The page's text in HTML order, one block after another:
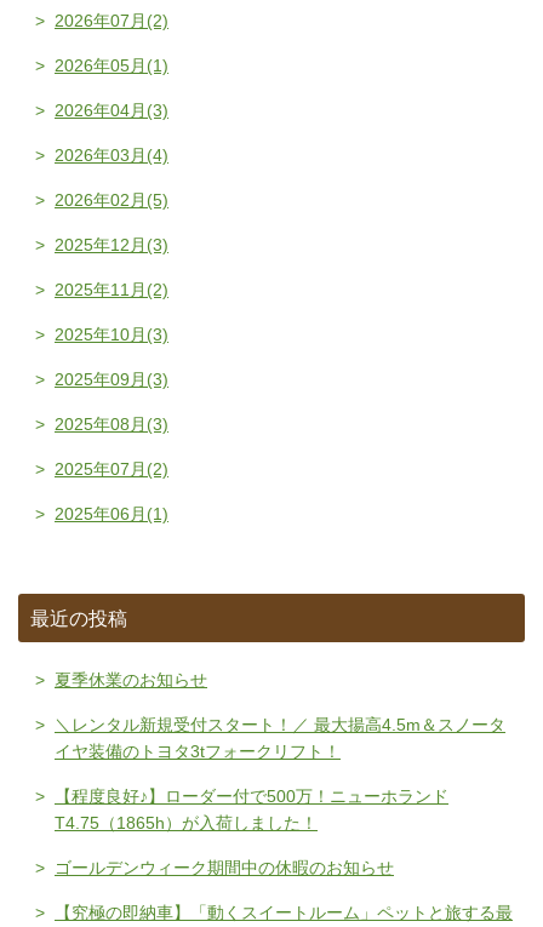
2026年07月(2)
2026年05月(1)
2026年04月(3)
2026年03月(4)
2026年02月(5)
2025年12月(3)
2025年11月(2)
2025年10月(3)
2025年09月(3)
2025年08月(3)
2025年07月(2)
2025年06月(1)
最近の投稿
夏季休業のお知らせ
＼レンタル新規受付スタート！／ 最大揚高4.5m＆スノータ
イヤ装備のトヨタ3tフォークリフト！
【程度良好♪】ローダー付で500万！ニューホランド
T4.75（1865h）が入荷しました！
ゴールデンウィーク期間中の休暇のお知らせ
【究極の即納車】「動くスイートルーム」ペットと旅する最